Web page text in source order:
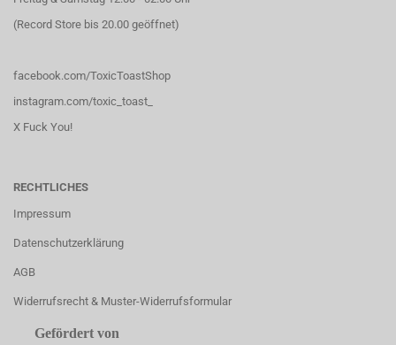
(Record Store bis 20.00 geöffnet)
facebook.com/ToxicToastShop
instagram.com/toxic_toast_
X Fuck You!
RECHTLICHES
Impressum
Datenschutzerklärung
AGB
Widerrufsrecht & Muster-Widerrufsformular
Gefördert von